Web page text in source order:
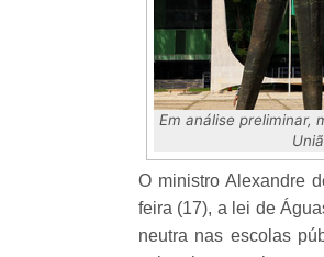
Em análise preliminar,
O ministro Alexandre
feira (17), a lei de
neutra nas escolas